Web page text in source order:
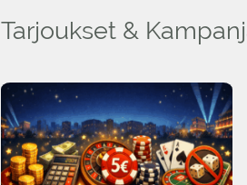
Tarjoukset &